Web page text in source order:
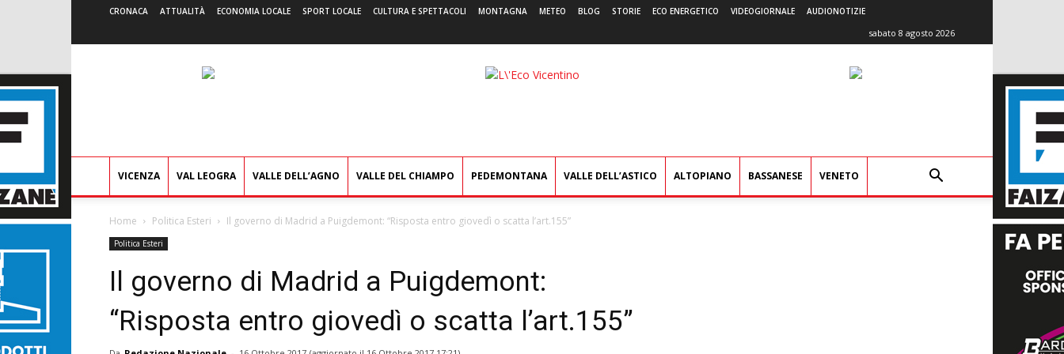
CRONACA ATTUALITÀ ECONOMIA LOCALE SPORT LOCALE CULTURA E SPETTACOLI MONTAGNA METEO BLOG STORIE ECO ENERGETICO VIDEOGIORNALE AUDIONOTIZIE
sabato 8 agosto 2026
L'Eco
VICENZA VAL LEOGRA VALLE DELL’AGNO VALLE DEL CHIAMPO PEDEMONTANA VALLE DELL’ASTICO ALTOPIANO BASSANESE VENETO
Home Politica Esteri Il governo di Madrid a Puigdemont: “Risposta entro giovedì o scatta lʼart.155”
Politica Esteri
Il governo di Madrid a Puigdemont:
“Risposta entro giovedì o scatta lʼart.155”